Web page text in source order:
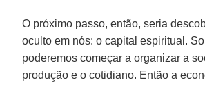
O próximo passo, então, seria
oculto em nós: o capital espiritual.
poderemos começar a organizar a
produção e o cotidiano. Então a